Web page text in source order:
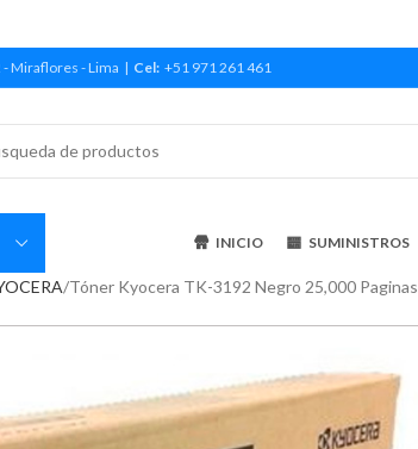
- Miraflores - Lima | Cel: +51 971 261 461
INICIO SUMINISTROS
Tóner Kyocera TK-3192 Negro 25,000 Paginas